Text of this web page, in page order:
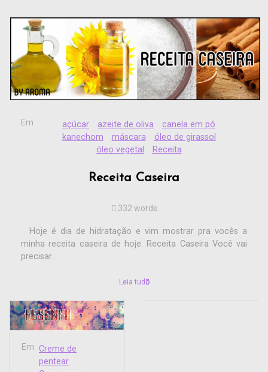
Em açúcar azeite de oliva
canela em pó
kanechom
máscara
óleo de girassol
óleo vegetal
Receita
Receita Caseira
332 words
Hoje é dia de hidratação e vim mostrar pra vocês a
minha receita caseira de hoje. Receita Caseira Você vai
precisar...
Leia tudo
Em Creme de
pentear